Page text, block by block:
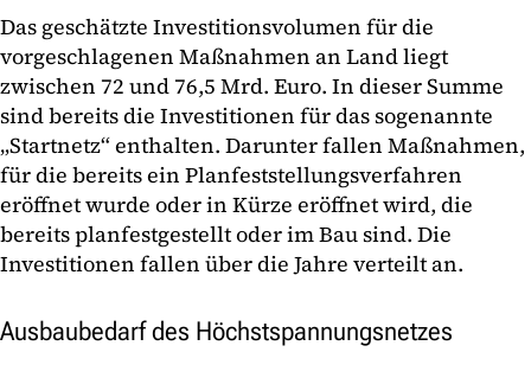
Das geschätzte Investitionsvolumen für die
vorgeschlagenen Maßnahmen an Land liegt
zwischen 72 und 76,5 Mrd. Euro. In dieser Summe
sind bereits die Investitionen für das sogenannte
„Startnetz“ enthalten. Darunter fallen Maßnahmen,
für die bereits ein Planfeststellungsverfahren
eröffnet wurde oder in Kürze eröffnet wird, die
bereits planfestgestellt oder im Bau sind. Die
Investitionen fallen über die Jahre verteilt an.
Ausbaubedarf des Höchstspannungsnetzes